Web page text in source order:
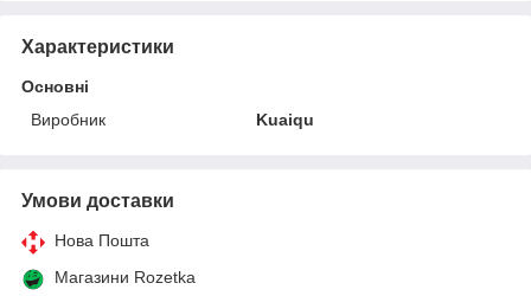
Характеристики
Основні
Виробник
Kuaiqu
Умови доставки
Нова Пошта
Магазини Rozetka